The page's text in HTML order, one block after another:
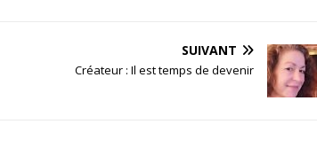
SUIVANT
Créateur : Il est temps de devenir